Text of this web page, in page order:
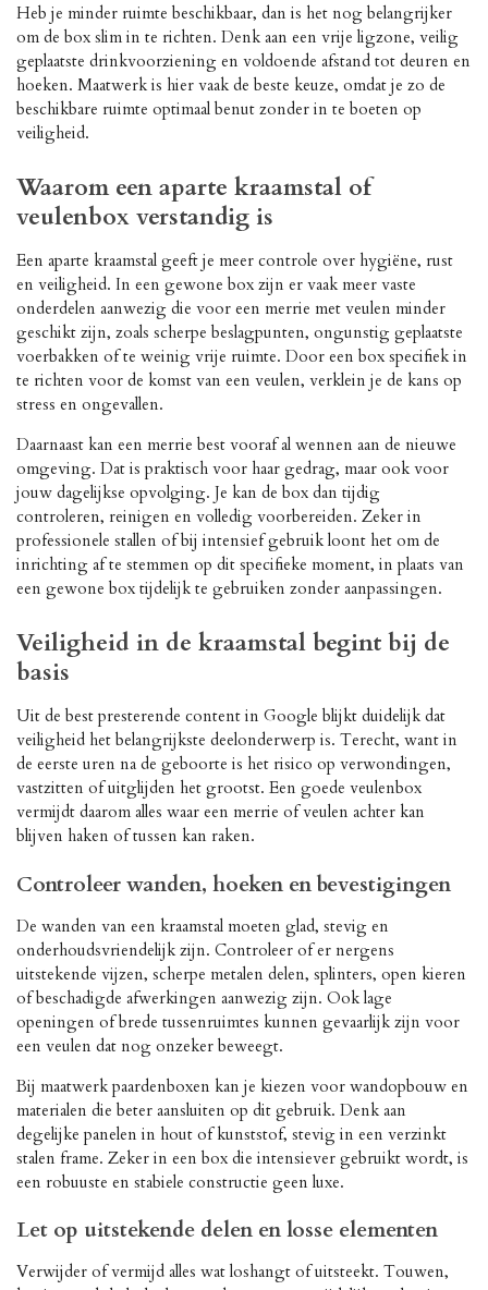
Heb je minder ruimte beschikbaar, dan is het nog belangrijker
om de box slim in te richten. Denk aan een vrije ligzone, veilig
geplaatste drinkvoorziening en voldoende afstand tot deuren en
hoeken. Maatwerk is hier vaak de beste keuze, omdat je zo de
beschikbare ruimte optimaal benut zonder in te boeten op
veiligheid.
Waarom een aparte kraamstal of
veulenbox verstandig is
Een aparte kraamstal geeft je meer controle over hygiëne, rust
en veiligheid. In een gewone box zijn er vaak meer vaste
onderdelen aanwezig die voor een merrie met veulen minder
geschikt zijn, zoals scherpe beslagpunten, ongunstig geplaatste
voerbakken of te weinig vrije ruimte. Door een box specifiek in
te richten voor de komst van een veulen, verklein je de kans op
stress en ongevallen.
Daarnaast kan een merrie best vooraf al wennen aan de nieuwe
omgeving. Dat is praktisch voor haar gedrag, maar ook voor
jouw dagelijkse opvolging. Je kan de box dan tijdig
controleren, reinigen en volledig voorbereiden. Zeker in
professionele stallen of bij intensief gebruik loont het om de
inrichting af te stemmen op dit specifieke moment, in plaats van
een gewone box tijdelijk te gebruiken zonder aanpassingen.
Veiligheid in de kraamstal begint bij de
basis
Uit de best presterende content in Google blijkt duidelijk dat
veiligheid het belangrijkste deelonderwerp is. Terecht, want in
de eerste uren na de geboorte is het risico op verwondingen,
vastzitten of uitglijden het grootst. Een goede veulenbox
vermijdt daarom alles waar een merrie of veulen achter kan
blijven haken of tussen kan raken.
Controleer wanden, hoeken en bevestigingen
De wanden van een kraamstal moeten glad, stevig en
onderhoudsvriendelijk zijn. Controleer of er nergens
uitstekende vijzen, scherpe metalen delen, splinters, open kieren
of beschadigde afwerkingen aanwezig zijn. Ook lage
openingen of brede tussenruimtes kunnen gevaarlijk zijn voor
een veulen dat nog onzeker beweegt.
Bij maatwerk paardenboxen kan je kiezen voor wandopbouw en
materialen die beter aansluiten op dit gebruik. Denk aan
degelijke panelen in hout of kunststof, stevig in een verzinkt
stalen frame. Zeker in een box die intensiever gebruikt wordt, is
een robuuste en stabiele constructie geen luxe.
Let op uitstekende delen en losse elementen
Verwijder of vermijd alles wat loshangt of uitsteekt. Touwen,